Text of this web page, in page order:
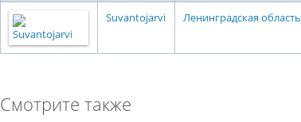
Suvantojarvi Ленинградская область
Смотрите также